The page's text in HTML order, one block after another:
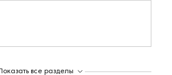
Показать все разделы